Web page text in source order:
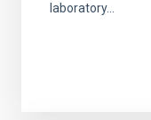
laboratory...